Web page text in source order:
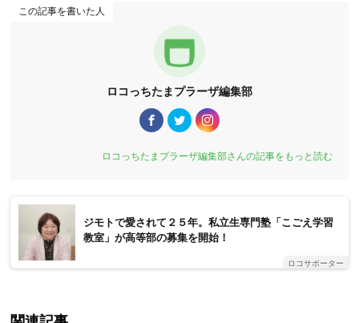
この記事を書いた人
ロコっちたまプラーザ編集部
ロコっちたまプラーザ編集部さんの記事をもっと読む
ジモトで愛されて２５年。私立生専門塾「こごえ学習
教室」が高等部の募集を開始！
ロコサポーター